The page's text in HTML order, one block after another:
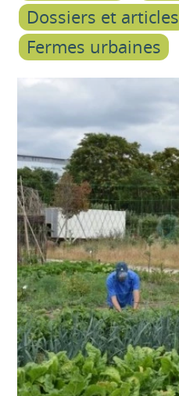
Dossiers et articles
Fermes urbaines